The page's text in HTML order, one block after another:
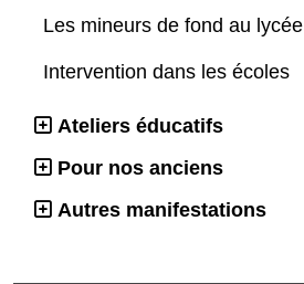
Les mineurs de fond au lycée
Intervention dans les écoles
Ateliers éducatifs
Pour nos anciens
Autres manifestations